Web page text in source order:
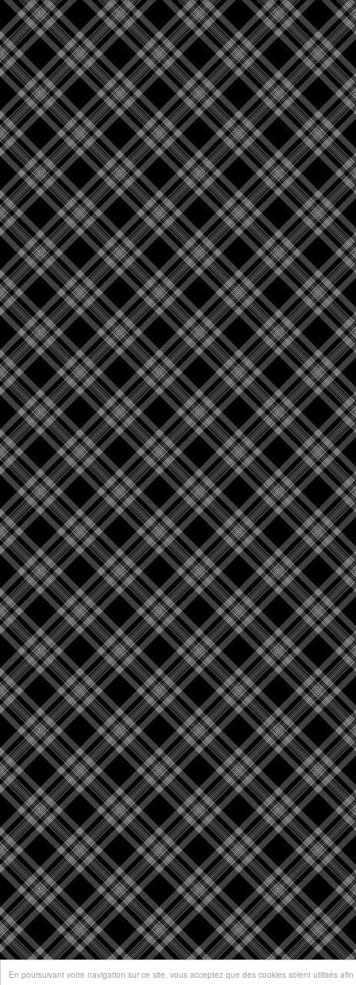
En poursuivant votre navigation sur ce site, vous acceptez que des cookies soient utilisés afin